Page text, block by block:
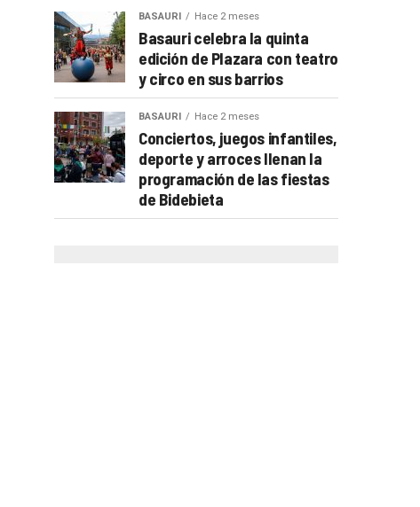
BASAURI Hace 2 meses
Basauri celebra la quinta
edición de Plazara con teatro
y circo en sus barrios
BASAURI Hace 2 meses
Conciertos, juegos infantiles,
deporte y arroces llenan la
programación de las fiestas
de Bidebieta